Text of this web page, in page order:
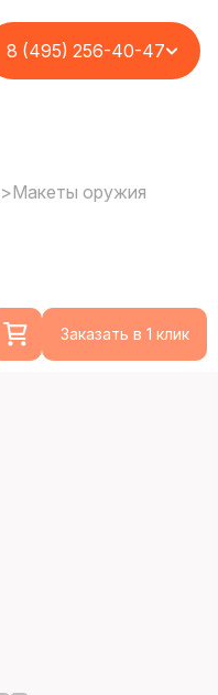
8 (495) 256-40-47
>Макеты оружия
Заказать в 1 клик